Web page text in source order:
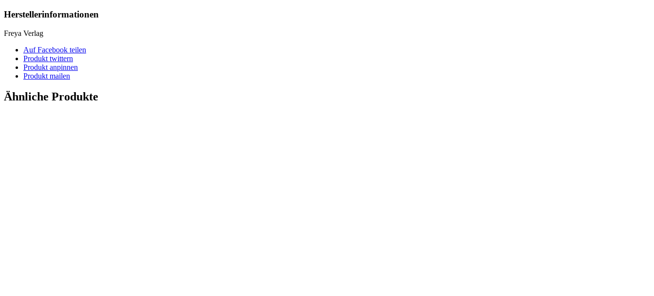
Herstellerinformationen
Freya Verlag
Auf Facebook teilen
Produkt twittern
Produkt anpinnen
Produkt mailen
Ähnliche Produkte